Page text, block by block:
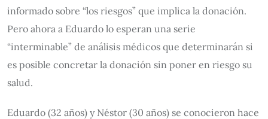
informado sobre “los riesgos” que implica la donación.
Pero ahora a Eduardo lo esperan una serie
“interminable” de análisis médicos que determinarán si
es posible concretar la donación sin poner en riesgo su
salud.
Eduardo (32 años) y Néstor (30 años) se conocieron hace